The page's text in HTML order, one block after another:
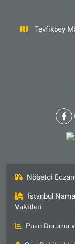
Tevfikbey
Nöbetçi
İstanbul
Vakitleri
Puan Durumu